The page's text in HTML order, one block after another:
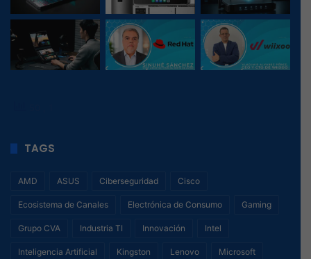
TAGS
AMD ASUS Ciberseguridad Cisco
Ecosistema de Canales Electrónica de Consumo Gaming
Grupo CVA Industria TI Innovación Intel
Inteligencia Artificial Kingston Lenovo Microsoft